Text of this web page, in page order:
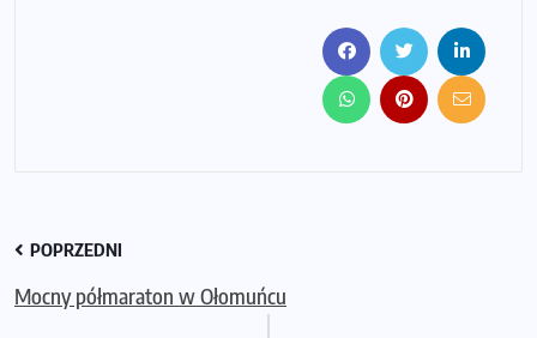
POPRZEDNI
Mocny półmaraton w Ołomuńcu